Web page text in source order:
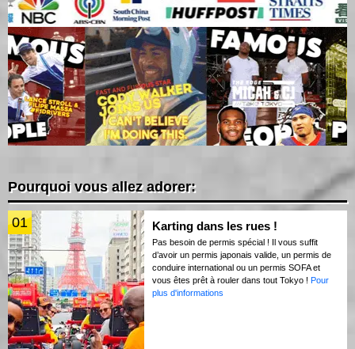
Pourquoi vous allez adorer:
01 Karting dans les rues !
Pas besoin de permis spécial ! Il vous suffit
d’avoir un permis japonais valide, un permis de
conduire international ou un permis SOFA et
vous êtes prêt à rouler dans tout Tokyo ! Pour
plus d'informations